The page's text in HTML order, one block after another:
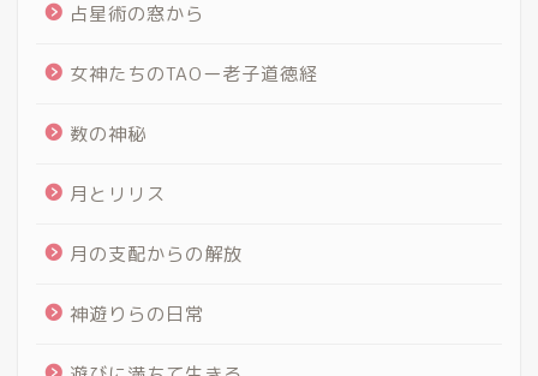
占星術の窓から
女神たちのTAOー老子道徳経
数の神秘
月とリリス
月の支配からの解放
神遊りらの日常